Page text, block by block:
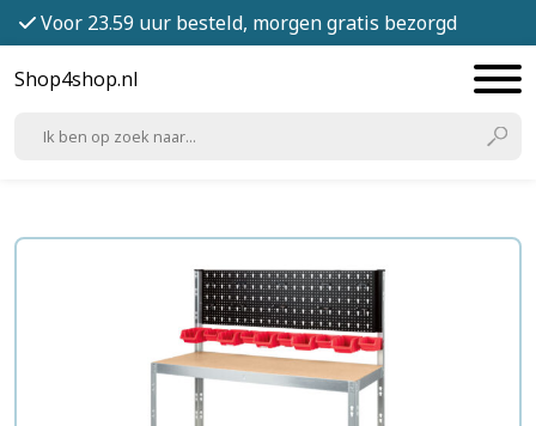
Voor 23.59 uur besteld, morgen gratis bezorgd
Shop4shop.nl